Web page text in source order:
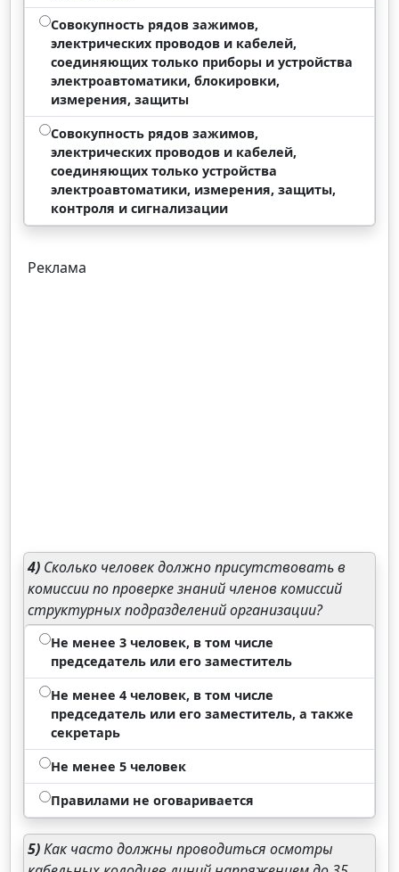
Совокупность рядов зажимов,
электрических проводов и кабелей,
соединяющих только приборы и устройства
электроавтоматики, блокировки,
измерения, защиты
Совокупность рядов зажимов,
электрических проводов и кабелей,
соединяющих только устройства
электроавтоматики, измерения, защиты,
контроля и сигнализации
Реклама
4) Сколько человек должно присутствовать в
комиссии по проверке знаний членов комиссий
структурных подразделений организации?
Не менее 3 человек, в том числе
председатель или его заместитель
Не менее 4 человек, в том числе
председатель или его заместитель, а также
секретарь
Не менее 5 человек
Правилами не оговаривается
5)Как часто должны проводиться осмотры